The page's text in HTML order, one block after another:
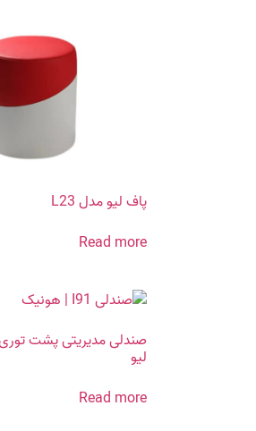
پاف لیو مدل L23
Read more
لیو
Read more